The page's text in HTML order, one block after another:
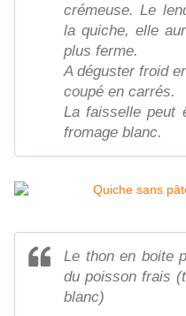
crémeuse. Le
la quiche, elle
plus ferme.
A déguster froid
coupé en carrés.
La faisselle peut
fromage blanc.
Le thon en boite
du poisson frais
blanc)